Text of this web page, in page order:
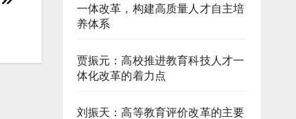
一体改革，构建高质量人才自主培
养体系
贾振元：高校推进教育科技人才一
体化改革的着力点
刘振天：高等教育评价改革的主要